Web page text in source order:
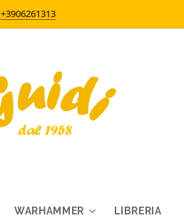
+3906261313
WARHAMMER LIBRERIA